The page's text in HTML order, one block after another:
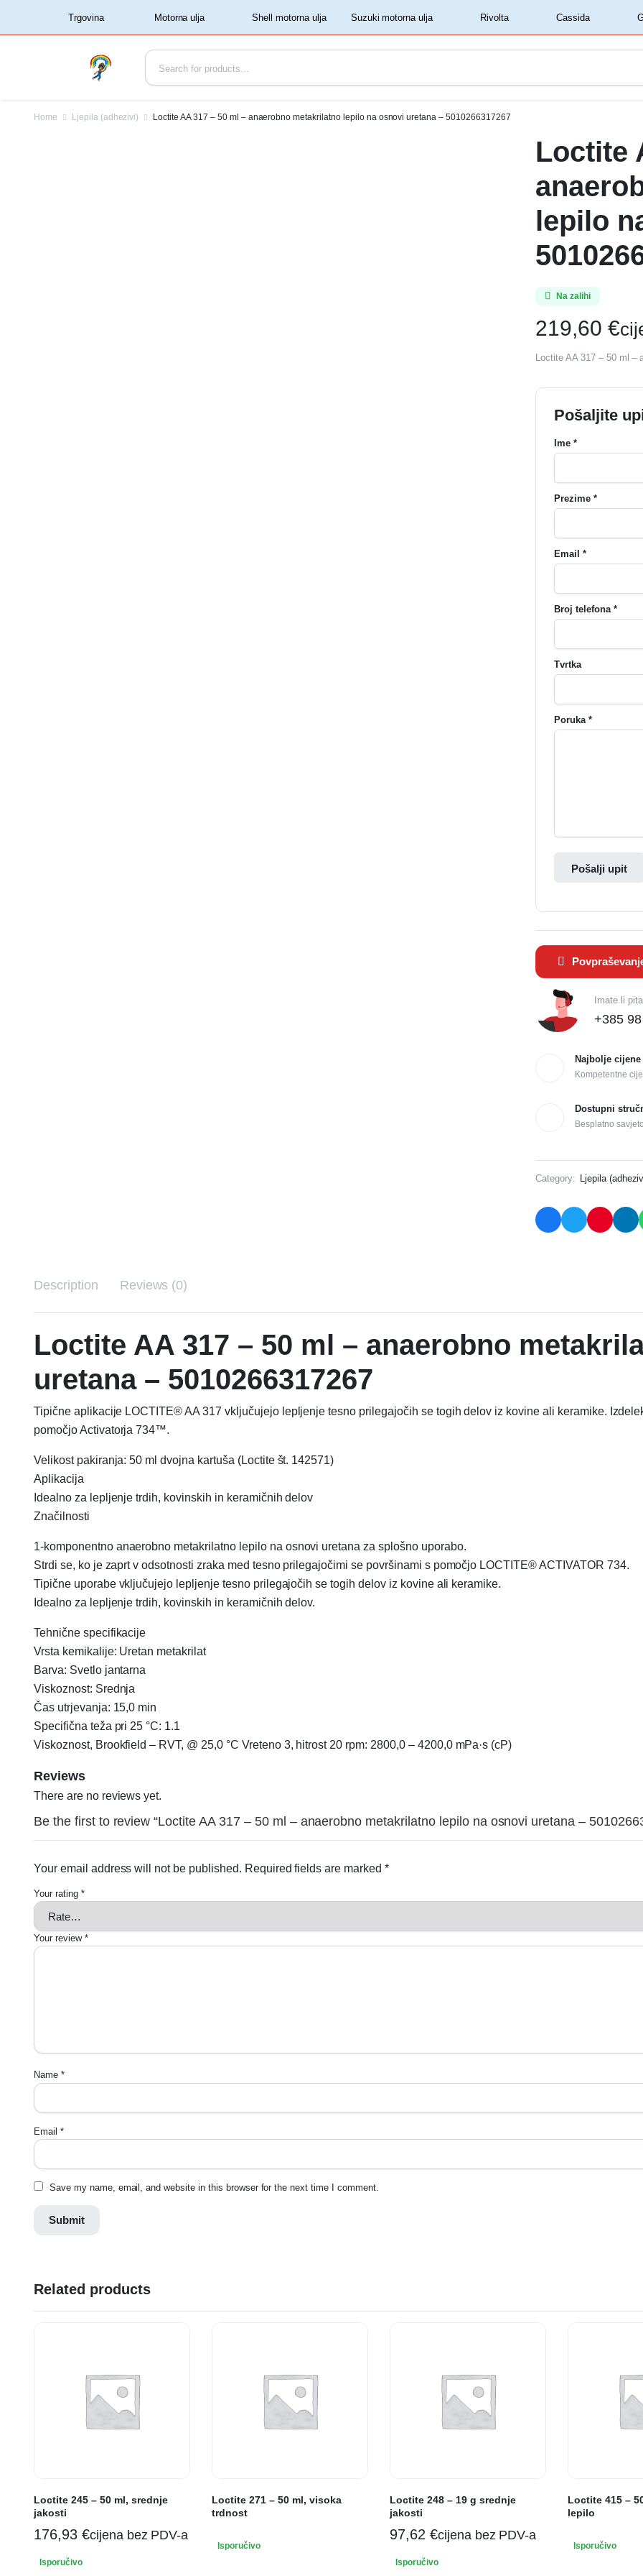
‏‏‎ ‏‏‎ ‎‎Trgovina‏‏‎ ‎ ‏‏‎ ‎Shell motorna ulja‏‏‎ ‎ ‏‏‎ ‎Rivolta‏‏‎ ‎ ‏‏‎ ‎Cassida‏‏‎ ‎
Home Ljepila (adhezivi) Loctite AA 317 – 50 ml – anaerobno metakrilatno lepilo na osnovi uretana – 5010266317267
Loctite
lepilo
Na zalihi
219,60 €
Loctite AA 317 – 50 ml –
Pošaljite
Ime *
Prezime *
Email *
Broj telefona *
Tvrtka
Poruka *
Pošalji upit
Imate li
+385
Najbolje cijene
Kompetentne
Dostupni
Besplatno
Category: Ljepila
Description Reviews (0)
Loctite AA 317 – 50 ml – anaerobno
uretana – 5010266317267
Tipične aplikacije LOCTITE® AA 317 vključujejo lepljenje tesno prilegajočih se togih delov iz kovine ali keramike.
pomočjo Activatorja 734™.
Velikost pakiranja: 50 ml dvojna kartuša (Loctite št. 142571)
Aplikacija
Idealno za lepljenje trdih, kovinskih in keramičnih delov
Značilnosti
1-komponentno anaerobno metakrilatno lepilo na osnovi uretana za splošno uporabo.
Strdi se, ko je zaprt v odsotnosti zraka med tesno prilegajočimi se površinami s pomočjo LOCTITE® ACTIVATOR 734.
Tipične uporabe vključujejo lepljenje tesno prilegajočih se togih delov iz kovine ali keramike.
Idealno za lepljenje trdih, kovinskih in keramičnih delov.
Tehnične specifikacije
Vrsta kemikalije: Uretan metakrilat
Barva: Svetlo jantarna
Viskoznost: Srednja
Čas utrjevanja: 15,0 min
Specifična teža pri 25 °C: 1.1
Viskoznost, Brookfield – RVT, @ 25,0 °C Vreteno 3, hitrost 20 rpm: 2800,0 – 4200,0 mPa·s (cP)
Reviews
There are no reviews yet.
Be the first to review “Loctite AA 317 – 50 ml – anaerobno metakrilatno lepilo na osnovi uretana –
Your email address will not be published. Required fields are marked *
Your rating *
Your review *
Name *
Email *
Save my name, email, and website in this browser for the next time I comment.
Related products
Loctite 245 – 50 ml, srednje
jakosti
176,93 €cijena bez PDV-a
Isporučivo
Loctite 271 – 50 ml, visoka
trdnost
Isporučivo
Loctite 248 – 19 g srednje
jakosti
97,62 €cijena bez PDV-a
Isporučivo
Loctite 415 –
lepilo
Isporučivo